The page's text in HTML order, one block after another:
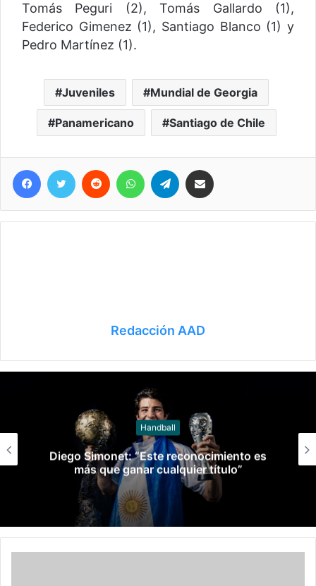
Tomás Peguri (2), Tomás Gallardo (1),
Federico Gimenez (1), Santiago Blanco (1) y
Pedro Martínez (1).
Juveniles Mundial de Georgia
Panamericano Santiago de Chile
Telegram
Redacción AAD
Handball
Diego Simonet: “Este reconocimiento es
más que ganar cualquier título”